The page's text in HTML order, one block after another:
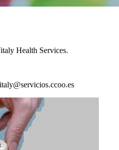
Health Services.